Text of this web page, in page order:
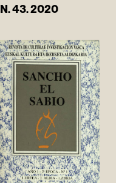
N. 43. 2020